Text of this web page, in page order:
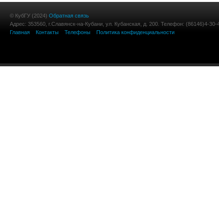
© КубГУ (2024) Обратная связь
Адрес: 353560, г.Славянск-на-Кубани, ул. Кубанская, д. 200. Телефон: (86146)4-30-
Главная
Контакты Телефоны Политика конфиденциальности